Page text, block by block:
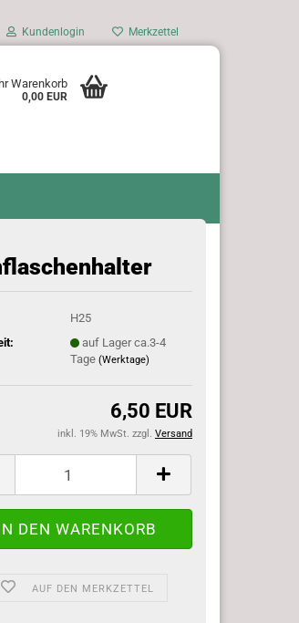
Kundenlogin Merkzettel
Warenkorb
0,00 EUR
H25
auf Lager ca.3-4
Tage(Werktage)
6,50 EUR
inkl. 19% MwSt. zzgl. Versand
AUF DEN MERKZETTEL